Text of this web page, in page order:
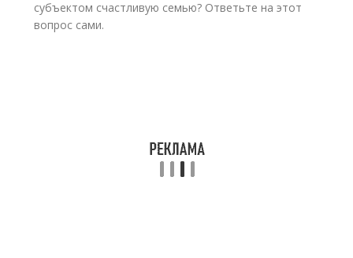
субъектом счастливую семью? Ответьте на этот
вопрос сами.